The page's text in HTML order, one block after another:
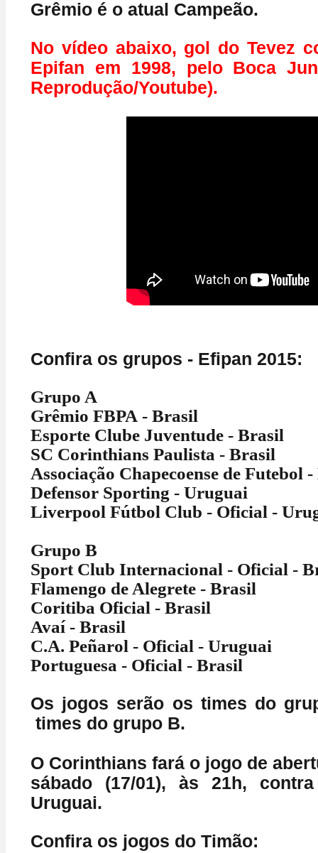
Grêmio é o atual Campeão.
No vídeo abaixo, gol do Tevez
Epifan em 1998, pelo Boca
Reprodução/Youtube).
Confira os grupos - Efipan 2015:
Grupo A
Grêmio FBPA - Brasil
Esporte Clube Juventude - Brasil
SC Corinthians Paulista - Brasil
Associação Chapecoense de Futebol
Defensor Sporting - Uruguai
Liverpool Fútbol Club - Oficial -
Grupo B
Sport Club Internacional - Oficial -
Flamengo de Alegrete - Brasil
Coritiba Oficial - Brasil
Avaí - Brasil
C.A. Peñarol - Oficial - Uruguai
Portuguesa - Oficial - Brasil
Os jogos serão os times do
times do grupo B.
O Corinthians fará o jogo de
sábado (17/01), às 21h,
Uruguai.
Confira os jogos do Timão: